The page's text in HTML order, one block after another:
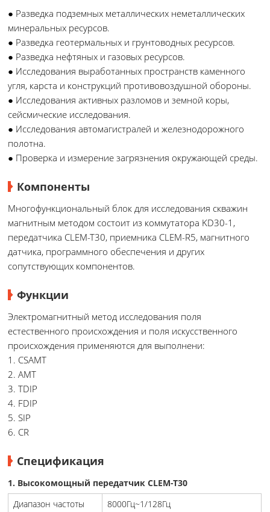
● Разведка подземных металлических неметаллических
минеральных ресурсов.
● Разведка геотермальных и грунтоводных ресурсов.
● Разведка нефтяных и газовых ресурсов.
● Исследования выработанных пространств каменного
угля, карста и конструкций противовоздушной обороны.
● Исследования активных разломов и земной коры,
сейсмические исследования.
● Исследования автомагистралей и железнодорожного
полотна.
● Проверка и измерение загрязнения окружающей среды.
Компоненты
Многофункциональный блок для исследования скважин
магнитным методом состоит из коммутатора KD30-1,
передатчика CLEM-T30, приемника CLEM-R5, магнитного
датчика, программного обеспечения и других
сопутствующих компонентов.
Функции
Электромагнитный метод исследования поля
естественного происхождения и поля искусственного
происхождения применяются для выполнени:
1. CSAMT
2. AMT
3. TDIP
4. FDIP
5. SIP
6. CR
Спецификация
1. Высокомощный передатчик CLEM-T30
Диапазон частоты
8000Гц~1/128Гц